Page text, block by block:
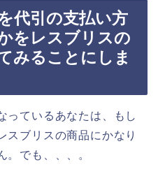
代引の支払い方
をレスブリスの
みることにしま
っているあなたは、もし
スブリスの商品にかなり
。でも、、、。